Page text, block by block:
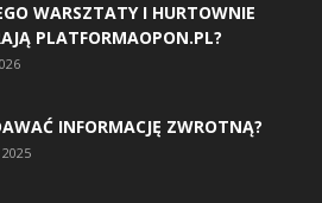
WARSZTATY I HURTOWNIE
PLATFORMAOPON.PL?
INFORMACJĘ ZWROTNĄ?